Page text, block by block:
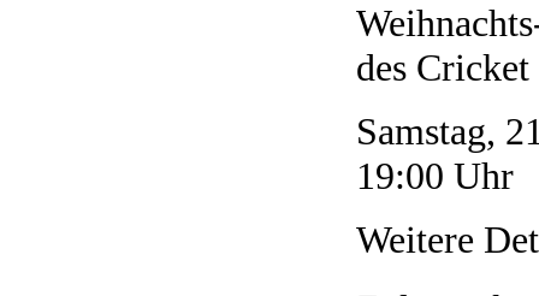
des
Samstag,
19:00 Uhr
Weitere